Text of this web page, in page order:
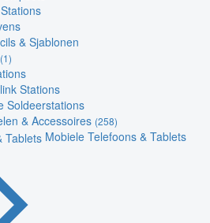
& Sjablonen
(1)
Stations
Soldeerstations
& Accessoires (258)
Mobiele Telefoons & Tablets